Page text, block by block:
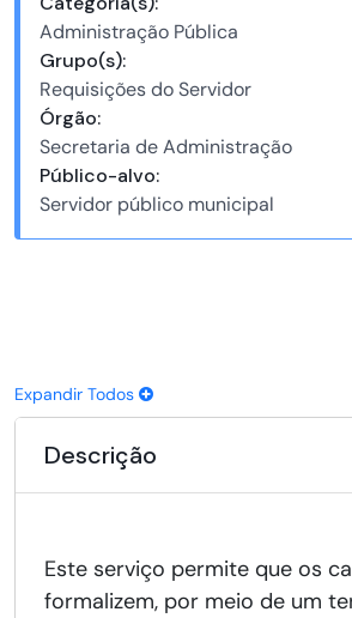
Administração Pública
Grupo(s):
Requisições do Servidor
Órgão:
Secretaria de Administração
Público-alvo:
Servidor público municipal
Expandir Todos
Descrição
Este serviço permite que os
formalizem, por meio de um